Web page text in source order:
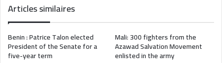
Articles similaires
Benin : Patrice Talon elected
President of the Senate for a
five-year term
Mali: 300 fighters from the
Azawad Salvation Movement
enlisted in the army